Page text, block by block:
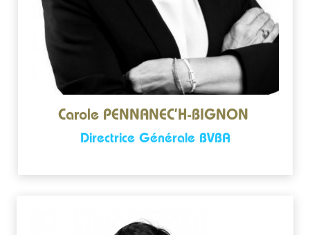
Carole PENNANEC’H-BIGNON
Directrice Générale BVBA